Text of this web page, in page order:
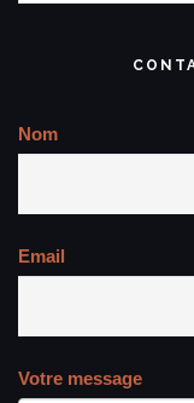
Nom
Email
Votre message